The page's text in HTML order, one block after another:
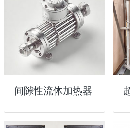
间隙性流体加热器